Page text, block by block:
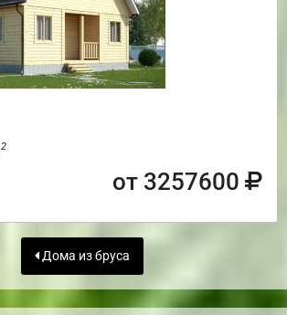
2
от 3257600
Дома из бруса